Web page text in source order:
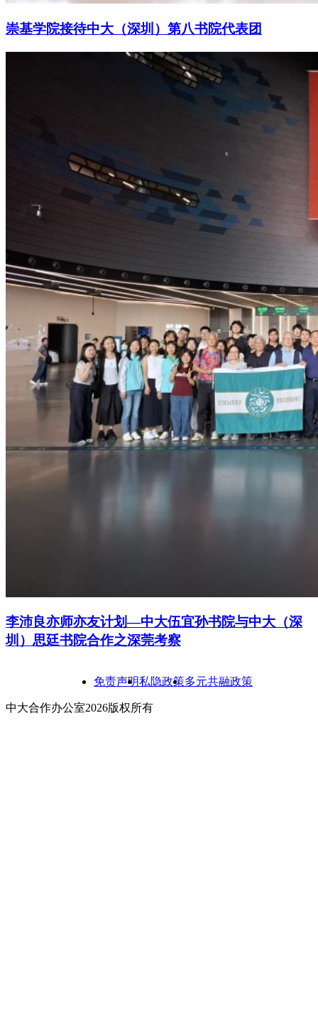
崇基学院接待中大（深圳）第八书院代表团
李沛良亦师亦友计划—中大伍宜孙书院与中大（深
圳）思廷书院合作之深莞考察
免责声明私隐政策多元共融政策
中大合作办公室2026版权所有